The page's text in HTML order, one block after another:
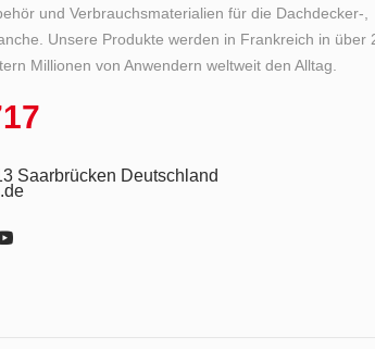
und Verbrauchsmaterialien für die Dachdecker-,
Unsere Produkte werden in Frankreich in über
Millionen von Anwendern weltweit den Alltag.
Saarbrücken Deutschland